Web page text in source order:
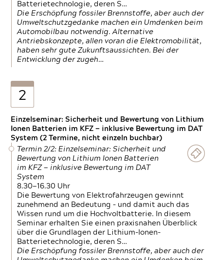
Batterietechnologie, deren S…
Die Erschöpfung fossiler Brennstoffe, aber auch der
Umweltschutzgedanke machen ein Umdenken beim
Automobilbau notwendig. Alternative
Antriebskonzepte, allen voran die Elektromobilität,
haben sehr gute Zukunftsaussichten. Bei der
Entwicklung der zugeh…
2
Einzelseminar: Sicherheit und Bewertung von Lithium
Ionen Batterien im KFZ — inklusive Bewertung im DAT
System (2 Termine, nicht einzeln buchbar)
Termin 2/2: Einzelseminar: Sicherheit und
Bewertung von Lithium Ionen Batterien
im KFZ — inklusive Bewertung im DAT
System
8.30—16.30 Uhr
Die Bewertung von Elektrofahrzeugen gewinnt
zunehmend an Bedeutung – und damit auch das
Wissen rund um die Hochvoltbatterie. In diesem
Seminar erhalten Sie einen praxisnahen Überblick
über die Grundlagen der Lithium-Ionen-
Batterietechnologie, deren S…
Die Erschöpfung fossiler Brennstoffe, aber auch der